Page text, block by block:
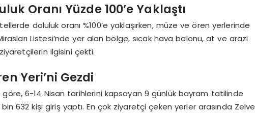
Oranı Yüzde 100’e Yaklaştı
doluluk oranı %100’e yaklaşırken, müze ve ören yerlerinde
Listesi’nde yer alan bölge, sıcak hava balonu, at ve arazi
ilgisini çekti.
Yeri’ni Gezdi
göre, 6-14 Nisan tarihlerini kapsayan 9 günlük bayram tatilinde
632 kişi giriş yaptı. En çok ziyaretçi çeken yerler arasında Zelve